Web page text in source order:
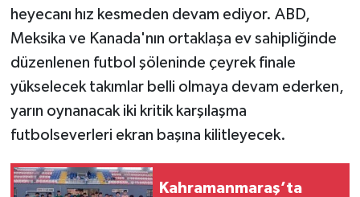
heyecanı hız kesmeden devam ediyor. ABD,
Meksika ve Kanada'nın ortaklaşa ev sahipliğinde
düzenlenen futbol şöleninde çeyrek finale
yükselecek takımlar belli olmaya devam ederken,
yarın oynanacak iki kritik karşılaşma
futbolseverleri ekran başına kilitleyecek.
Kahramanmaraş’ta
KAHRAMANMARAŞ